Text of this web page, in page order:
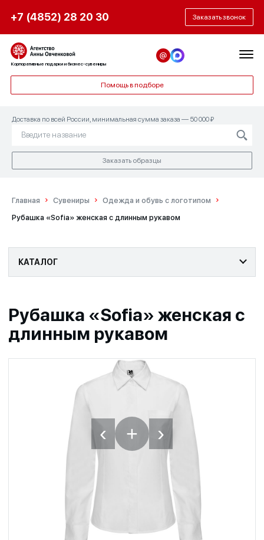
+7 (4852) 28 20 30 Заказать звонок
Корпоративные подарки и бизнес-сувениры
Помощь в подборе
Доставка по всей России, минимальная сумма заказа — 50 000 ₽
Заказать образцы
Главная Сувениры
Одежда и обувь с логотипом
Рубашка «Sofia» женская с длинным рукавом
КАТАЛОГ
Рубашка «Sofia» женская с
длинным рукавом
‹ + ›